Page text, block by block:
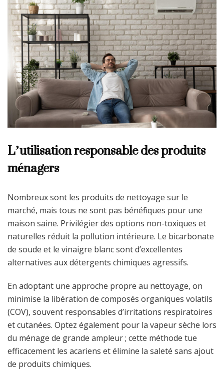
L’utilisation responsable des produits
ménagers
Nombreux sont les produits de nettoyage sur le
marché, mais tous ne sont pas bénéfiques pour une
maison saine. Privilégier des options non-toxiques et
naturelles réduit la pollution intérieure. Le bicarbonate
de soude et le vinaigre blanc sont d’excellentes
alternatives aux détergents chimiques agressifs.
En adoptant une approche propre au nettoyage, on
minimise la libération de composés organiques volatils
(COV), souvent responsables d’irritations respiratoires
et cutanées. Optez également pour la vapeur sèche lors
du ménage de grande ampleur ; cette méthode tue
efficacement les acariens et élimine la saleté sans ajout
de produits chimiques.